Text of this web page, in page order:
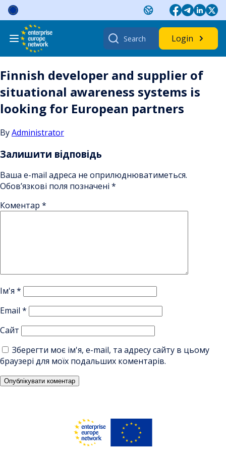
Skip
content
Search
for:
Login
Finnish developer and supplier of
situational awareness systems is
looking for European partners
ByAdministrator
Залишити відповідь
Ваша e-mail адреса не оприлюднюватиметься.
Обов’язкові поля позначені *
Коментар *
Ім'я *
Email *
Сайт
Зберегти моє ім'я, e-mail, та адресу сайту в цьому
браузері для моїх подальших коментарів.